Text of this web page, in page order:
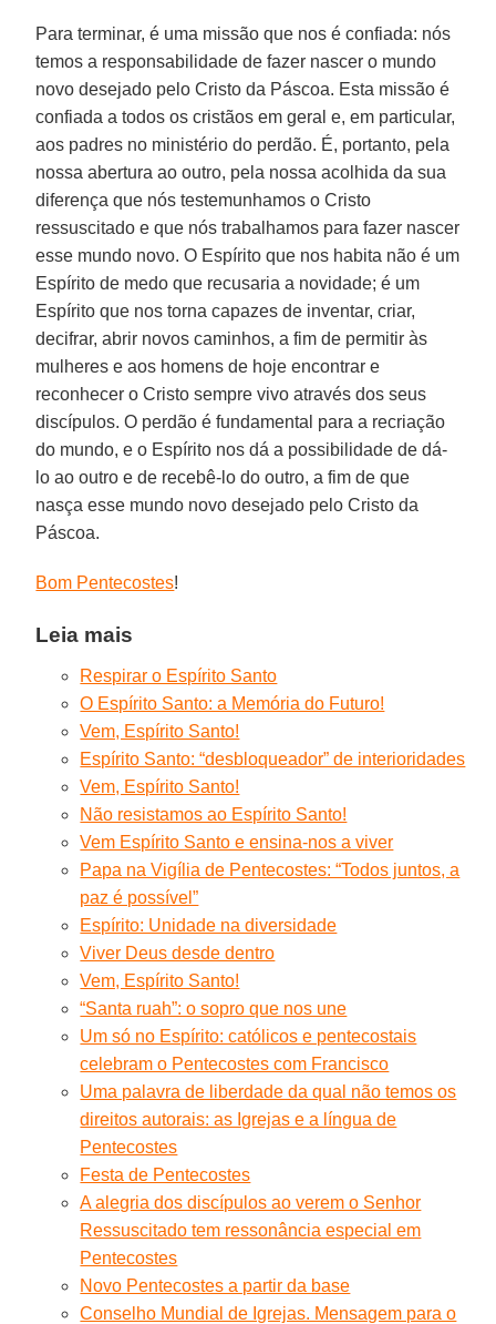
Para terminar, é uma missão que nos é confiada: nós
temos a responsabilidade de fazer nascer o mundo
novo desejado pelo Cristo da Páscoa. Esta missão é
confiada a todos os cristãos em geral e, em particular,
aos padres no ministério do perdão. É, portanto, pela
nossa abertura ao outro, pela nossa acolhida da sua
diferença que nós testemunhamos o Cristo
ressuscitado e que nós trabalhamos para fazer nascer
esse mundo novo. O Espírito que nos habita não é um
Espírito de medo que recusaria a novidade; é um
Espírito que nos torna capazes de inventar, criar,
decifrar, abrir novos caminhos, a fim de permitir às
mulheres e aos homens de hoje encontrar e
reconhecer o Cristo sempre vivo através dos seus
discípulos. O perdão é fundamental para a recriação
do mundo, e o Espírito nos dá a possibilidade de dá-
lo ao outro e de recebê-lo do outro, a fim de que
nasça esse mundo novo desejado pelo Cristo da
Páscoa.
Bom Pentecostes!
Leia mais
Respirar o Espírito Santo
O Espírito Santo: a Memória do Futuro!
Vem, Espírito Santo!
Espírito Santo: “desbloqueador” de interioridades
Vem, Espírito Santo!
Não resistamos ao Espírito Santo!
Vem Espírito Santo e ensina-nos a viver
Papa na Vigília de Pentecostes: “Todos juntos, a
paz é possível”
Espírito: Unidade na diversidade
Viver Deus desde dentro
Vem, Espírito Santo!
“Santa ruah”: o sopro que nos une
Um só no Espírito: católicos e pentecostais
celebram o Pentecostes com Francisco
Uma palavra de liberdade da qual não temos os
direitos autorais: as Igrejas e a língua de
Pentecostes
Festa de Pentecostes
A alegria dos discípulos ao verem o Senhor
Ressuscitado tem ressonância especial em
Pentecostes
Novo Pentecostes a partir da base
Conselho Mundial de Igrejas. Mensagem para o